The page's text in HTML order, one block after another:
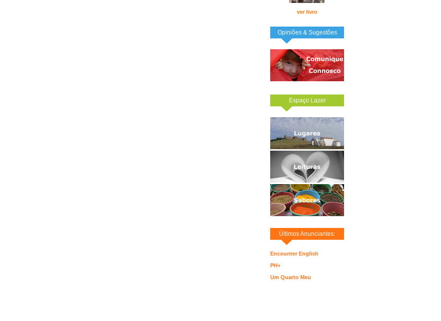
ver livro
Opiniões & Sugestões
Espaço Lazer
Últimos Anunciantes:
Encounter English
PH+
Um Quarto Meu